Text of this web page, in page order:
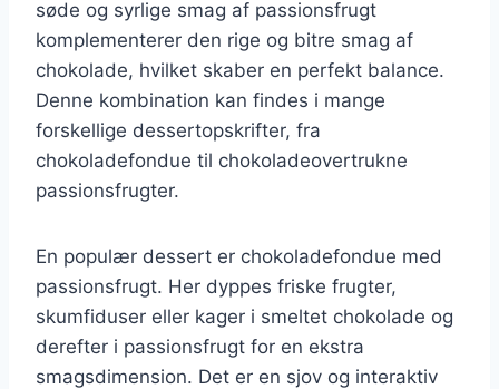
søde og syrlige smag af passionsfrugt
komplementerer den rige og bitre smag af
chokolade, hvilket skaber en perfekt balance.
Denne kombination kan findes i mange
forskellige dessertopskrifter, fra
chokoladefondue til chokoladeovertrukne
passionsfrugter.
En populær dessert er chokoladefondue med
passionsfrugt. Her dyppes friske frugter,
skumfiduser eller kager i smeltet chokolade og
derefter i passionsfrugt for en ekstra
smagsdimension. Det er en sjov og interaktiv